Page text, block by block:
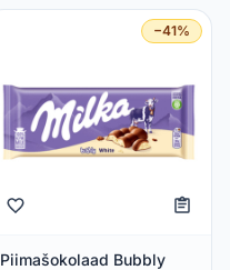
−41%
Piimašokolaad Bubbly